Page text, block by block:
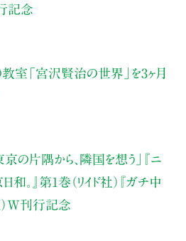
記念
教室 「宮沢賢治の世界」を3ヶ月
京の片隅から、隣国を想う」
『ニ
和。』第1巻（リイド社） 『ガチ中
W刊行記念